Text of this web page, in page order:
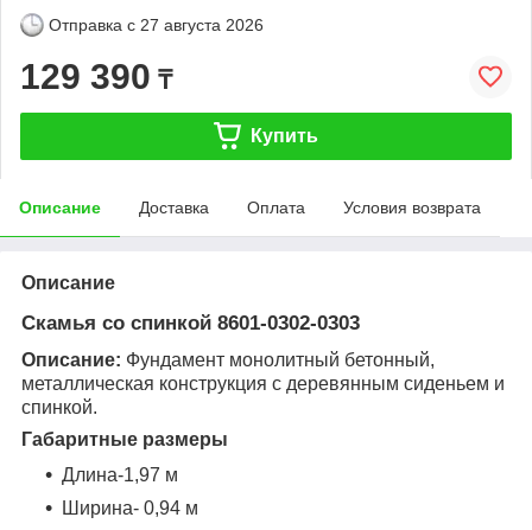
Отправка с 27 августа 2026
129 390 ₸
Купить
Описание Доставка Оплата Условия возврата
Описание
Скамья со спинкой 8601-0302-0303
Описание: Фундамент монолитный бетонный,
металлическая конструкция с деревянным сиденьем и
спинкой.
Габаритные размеры
Длина-1,97 м
Ширина- 0,94 м